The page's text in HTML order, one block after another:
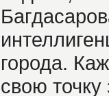
города.
свою